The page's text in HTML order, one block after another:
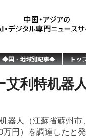
◆国・地域別記事◆ トッ
利特机器
器人（江蘇省蘇州
万円）を調達したと